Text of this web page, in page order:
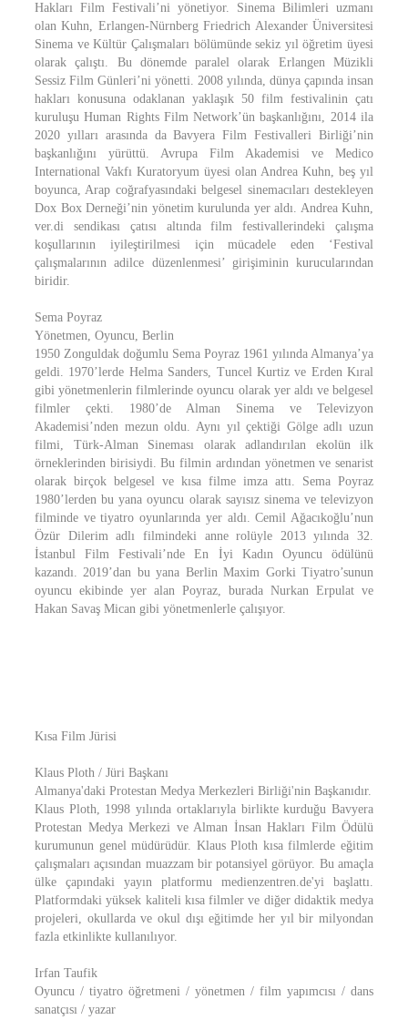
Hakları Film Festivali’ni yönetiyor. Sinema Bilimleri uzmanı
olan Kuhn, Erlangen-Nürnberg Friedrich Alexander Üniversitesi
Sinema ve Kültür Çalışmaları bölümünde sekiz yıl öğretim üyesi
olarak çalıştı. Bu dönemde paralel olarak Erlangen Müzikli
Sessiz Film Günleri’ni yönetti. 2008 yılında, dünya çapında insan
hakları konusuna odaklanan yaklaşık 50 film festivalinin çatı
kuruluşu Human Rights Film Network’ün başkanlığını, 2014 ila
2020 yılları arasında da Bavyera Film Festivalleri Birliği’nin
başkanlığını yürüttü. Avrupa Film Akademisi ve Medico
International Vakfı Kuratoryum üyesi olan Andrea Kuhn, beş yıl
boyunca, Arap coğrafyasındaki belgesel sinemacıları destekleyen
Dox Box Derneği’nin yönetim kurulunda yer aldı. Andrea Kuhn,
ver.di sendikası çatısı altında film festivallerindeki çalışma
koşullarının iyileştirilmesi için mücadele eden ‘Festival
çalışmalarının adilce düzenlenmesi’ girişiminin kurucularından
biridir.
Sema Poyraz
Yönetmen, Oyuncu, Berlin
1950 Zonguldak doğumlu Sema Poyraz 1961 yılında Almanya’ya
geldi. 1970’lerde Helma Sanders, Tuncel Kurtiz ve Erden Kıral
gibi yönetmenlerin filmlerinde oyuncu olarak yer aldı ve belgesel
filmler çekti. 1980’de Alman Sinema ve Televizyon
Akademisi’nden mezun oldu. Aynı yıl çektiği Gölge adlı uzun
filmi, Türk-Alman Sineması olarak adlandırılan ekolün ilk
örneklerinden birisiydi. Bu filmin ardından yönetmen ve senarist
olarak birçok belgesel ve kısa filme imza attı. Sema Poyraz
1980’lerden bu yana oyuncu olarak sayısız sinema ve televizyon
filminde ve tiyatro oyunlarında yer aldı. Cemil Ağacıkoğlu’nun
Özür Dilerim adlı filmindeki anne rolüyle 2013 yılında 32.
İstanbul Film Festivali’nde En İyi Kadın Oyuncu ödülünü
kazandı. 2019’dan bu yana Berlin Maxim Gorki Tiyatro’sunun
oyuncu ekibinde yer alan Poyraz, burada Nurkan Erpulat ve
Hakan Savaş Mican gibi yönetmenlerle çalışıyor.
Kısa Film Jürisi
Klaus Ploth / Jüri Başkanı
Almanya'daki Protestan Medya Merkezleri Birliği'nin Başkanıdır.
Klaus Ploth, 1998 yılında ortaklarıyla birlikte kurduğu Bavyera
Protestan Medya Merkezi ve Alman İnsan Hakları Film Ödülü
kurumunun genel müdürüdür. Klaus Ploth kısa filmlerde eğitim
çalışmaları açısından muazzam bir potansiyel görüyor. Bu amaçla
ülke çapındaki yayın platformu medienzentren.de'yi başlattı.
Platformdaki yüksek kaliteli kısa filmler ve diğer didaktik medya
projeleri, okullarda ve okul dışı eğitimde her yıl bir milyondan
fazla etkinlikte kullanılıyor.
Irfan Taufik
Oyuncu / tiyatro öğretmeni / yönetmen / film yapımcısı / dans
sanatçısı / yazar